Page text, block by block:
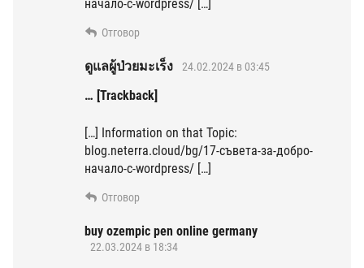
начало-с-wordpress/ […]
Отговор
ดูแลผู้ป่วยมะเร็ง 24.02.2024 в 03:45
… [Trackback]
[…] Information on that Topic:
blog.neterra.cloud/bg/17-съвета-за-добро-
начало-с-wordpress/ […]
Отговор
buy ozempic pen online germany
22.03.2024 в 18:34